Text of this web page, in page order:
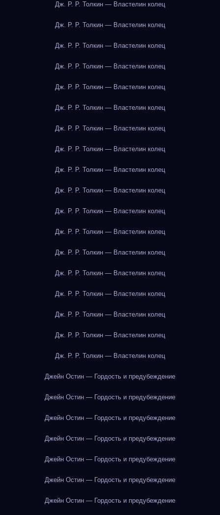
Дж. Р. Р. Толкин — Властелин колец
Дж. Р. Р. Толкин — Властелин колец
Дж. Р. Р. Толкин — Властелин колец
Дж. Р. Р. Толкин — Властелин колец
Дж. Р. Р. Толкин — Властелин колец
Дж. Р. Р. Толкин — Властелин колец
Дж. Р. Р. Толкин — Властелин колец
Дж. Р. Р. Толкин — Властелин колец
Дж. Р. Р. Толкин — Властелин колец
Дж. Р. Р. Толкин — Властелин колец
Дж. Р. Р. Толкин — Властелин колец
Дж. Р. Р. Толкин — Властелин колец
Дж. Р. Р. Толкин — Властелин колец
Дж. Р. Р. Толкин — Властелин колец
Дж. Р. Р. Толкин — Властелин колец
Дж. Р. Р. Толкин — Властелин колец
Дж. Р. Р. Толкин — Властелин колец
Дж. Р. Р. Толкин — Властелин колец
Джейн Остин — Гордость и предубеждение
Джейн Остин — Гордость и предубеждение
Джейн Остин — Гордость и предубеждение
Джейн Остин — Гордость и предубеждение
Джейн Остин — Гордость и предубеждение
Джейн Остин — Гордость и предубеждение
Джейн Остин — Гордость и предубеждение